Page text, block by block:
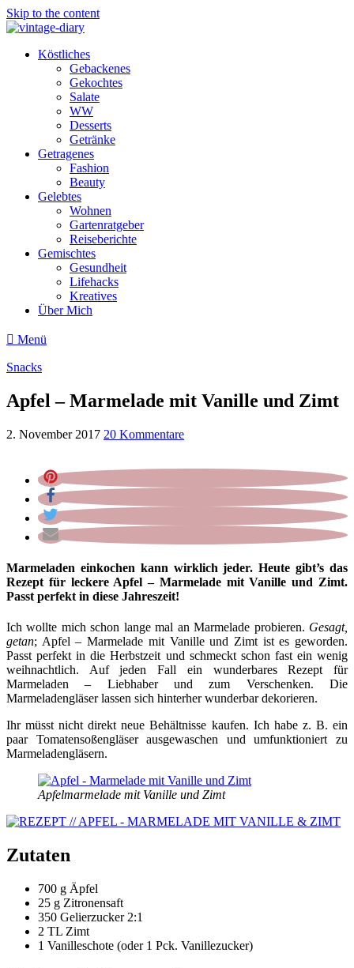
Skip to the content
Köstliches
Gebackenes
Gekochtes
Salate
WW
Desserts
Getränke
Getragenes
Fashion
Beauty
Gelebtes
Wohnen
Gartenratgeber
Reiseberichte
Gemischtes
Gesundheit
Lifehacks
Kreatives
Über Mich
Menü
Snacks
Apfel – Marmelade mit Vanille und Zimt
2. November 2017 20 Kommentare
Marmeladen einkochen kann wirklich jeder. Heute gibt’s das
Rezept für leckere Apfel – Marmelade mit Vanille und Zimt.
Passt perfekt in diese Jahreszeit!
Ich wollte mich schon lange mal an Marmelade probieren. Gesagt,
getan; Apfel – Marmelade mit Vanille und Zimt ist es geworden.
Passt perfekt in die Herbstzeit und schmeckt schon fast ein wenig
weihnachtlich. Auf jeden Fall ein wunderbares Rezept für
Marmeladen – Liebhaber und zum Verschenken. Die
Marmeladengläser lassen sich hinterher wunderbar dekorieren.
Ihr müsst nicht direkt neue Behältnisse kaufen. Ich habe z. B. ein
paar Tomatensoßengläser ausgewaschen und umfunktioniert zu
Marmeladengläsern.
Apfelmarmelade mit Vanille und Zimt
Zutaten
700 g Äpfel
25 g Zitronensaft
350 Gelierzucker 2:1
2 TL Zimt
1 Vanilleschote (oder 1 Pck. Vanillezucker)